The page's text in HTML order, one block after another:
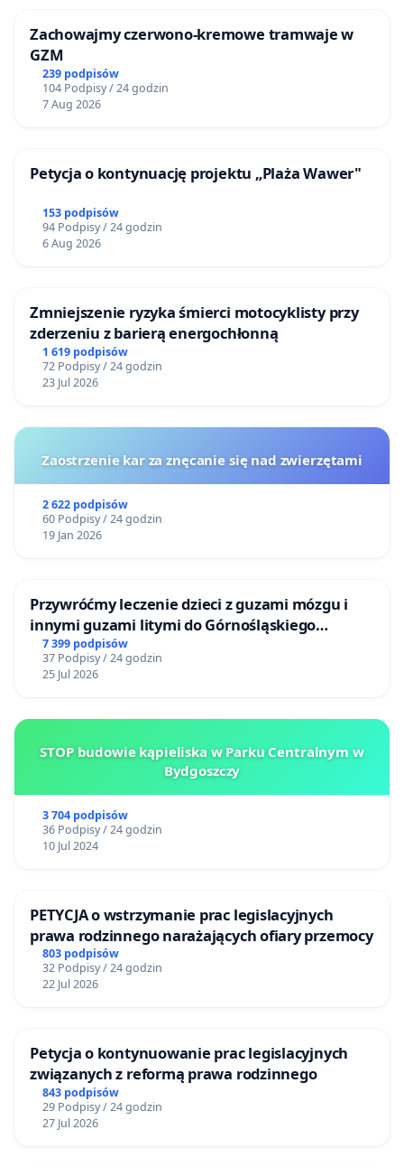
Zachowajmy czerwono-kremowe tramwaje w
GZM
239 podpisów
104 Podpisy / 24 godzin
7 Aug 2026
Petycja o kontynuację projektu „Plaża Wawer"
153 podpisów
94 Podpisy / 24 godzin
6 Aug 2026
Zmniejszenie ryzyka śmierci motocyklisty przy
zderzeniu z barierą energochłonną
1 619 podpisów
72 Podpisy / 24 godzin
23 Jul 2026
Zaostrzenie kar za znęcanie się nad zwierzętami
2 622 podpisów
60 Podpisy / 24 godzin
19 Jan 2026
Przywróćmy leczenie dzieci z guzami mózgu i
innymi guzami litymi do Górnośląskiego
Centrum Zdrowia Dziecka w Katowicach
7 399 podpisów
37 Podpisy / 24 godzin
25 Jul 2026
STOP budowie kąpieliska w Parku Centralnym w
Bydgoszczy
3 704 podpisów
36 Podpisy / 24 godzin
10 Jul 2024
PETYCJA o wstrzymanie prac legislacyjnych
prawa rodzinnego narażających ofiary przemocy
803 podpisów
32 Podpisy / 24 godzin
22 Jul 2026
Petycja o kontynuowanie prac legislacyjnych
związanych z reformą prawa rodzinnego
843 podpisów
29 Podpisy / 24 godzin
27 Jul 2026